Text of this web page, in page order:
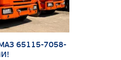
65115-7058-